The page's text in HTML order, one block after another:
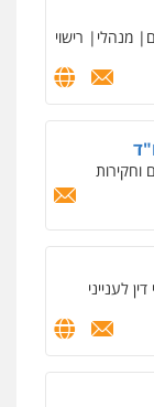
מנהלי רישוי
וחקירות
דין לענייני